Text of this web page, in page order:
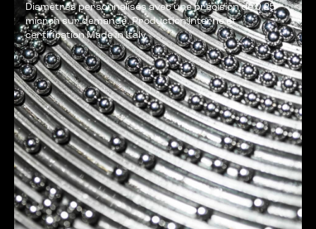
Diamètres personnalisés avec une précision de 0,25
micron sur demande. Production interne et
certification Made in Italy.